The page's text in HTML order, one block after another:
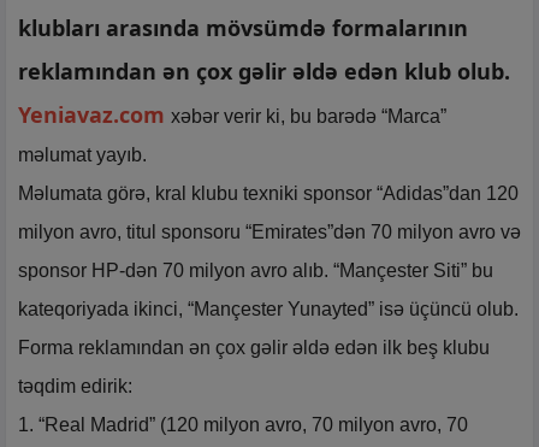
klubları arasında mövsümdə formalarının
reklamından ən çox gəlir əldə edən klub olub.
Yeniavaz.com xəbər verir ki, bu barədə “Marca”
məlumat yayıb.
Məlumata görə, kral klubu texniki sponsor “Adidas”dan 120
milyon avro, titul sponsoru “Emirates”dən 70 milyon avro və
sponsor HP-dən 70 milyon avro alıb. “Mançester Siti” bu
kateqoriyada ikinci, “Mançester Yunayted” isə üçüncü olub.
Forma reklamından ən çox gəlir əldə edən ilk beş klubu
təqdim edirik:
1. “Real Madrid” (120 milyon avro, 70 milyon avro, 70